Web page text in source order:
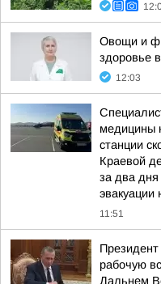
Овощи и
здоровье
12:03
медицины
станции
Краевой
за два
эвакуации
11:51
рабочую
Дальнем